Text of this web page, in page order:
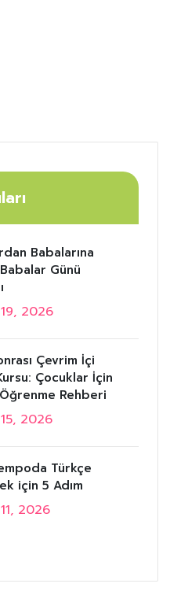
Babalarına
Günü
2026
Çevrim İçi
Çocuklar İçin
Rehberi
2026
Türkçe
için 5 Adım
2026